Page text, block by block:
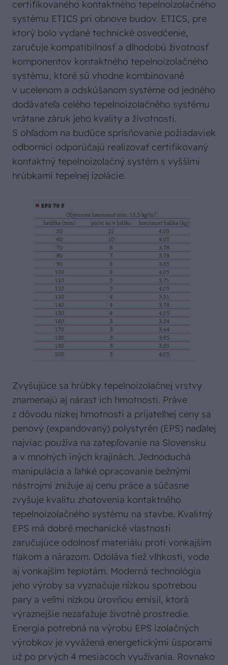
certifikovaného kontaktného tepelnoizolačného
systému ETICS pri obnove budov. ETICS, pre
ktorý bolo vydané technické osvedčenie,
zaručuje kompatibilnosť a dlhodobú životnosť
komponentov kontaktného tepelnoizolačného
systému, ktoré sú vhodne kombinované
v ucelenom a odskúšanom systéme od jedného
dodávateľa celého tepelnoizolačného systému
vrátane záruk jeho kvality a životnosti.
S ohľadom na budúce sprísňovanie požiadaviek
odborníci odporúčajú realizovať certifikovaný
kontaktný tepelnoizolačný systém s vyššími
hrúbkami tepelnej izolácie.
Zvyšujúce sa hrúbky tepelnoizolačnej vrstvy
znamenajú aj nárast ich hmotnosti. Práve
z dôvodu nízkej hmotnosti a prijateľnej ceny sa
penový (expandovaný) polystyrén (EPS) naďalej
najviac používa na zatepľovanie na Slovensku
a v mnohých iných krajinách. Jednoduchá
manipulácia a ľahké opracovanie bežnými
nástrojmi znižuje aj cenu práce a súčasne
zvyšuje kvalitu zhotovenia kontaktného
tepelnoizolačného systému na stavbe. Kvalitný
EPS má dobré mechanické vlastnosti
zaručujúce odolnosť materiálu proti vonkajším
tlakom a nárazom. Odoláva tiež vlhkosti, vode
aj vonkajším teplotám. Moderná technológia
jeho výroby sa vyznačuje nízkou spotrebou
pary a veľmi nízkou úrovňou emisií, ktorá
výraznejšie nezaťažuje životné prostredie.
Energia potrebná na výrobu EPS izolačných
výrobkov je vyvážená energetickými úsporami
už po prvých 4 mesiacoch využívania. Rovnako